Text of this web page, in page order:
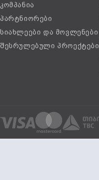
კომპანია
პარტნიორები
სიახლეები და მოვლენები
შესრულებული პროექტები